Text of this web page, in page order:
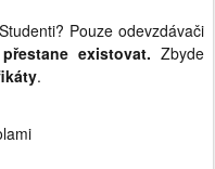
Pouze odevzdávači
existovat. Zbyde
.